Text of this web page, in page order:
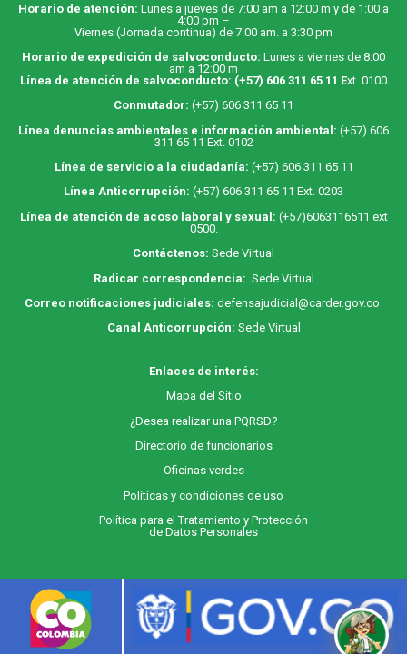
Horario de atención: Lunes a jueves de 7:00 am a 12:00 m y de 1:00 a
4:00 pm –
Viernes (Jornada continua) de 7:00 am. a 3:30 pm
Horario de expedición de salvoconducto: Lunes a viernes de 8:00
am a 12:00 m
Línea de atención de salvoconducto: (+57) 606 311 65 11 Ext. 0100
Conmutador: (+57) 606 311 65 11
Línea denuncias ambientales e información ambiental: (+57) 606
311 65 11 Ext. 0102
Línea de servicio a la ciudadanía: (+57) 606 311 65 11
Línea Anticorrupción: (+57) 606 311 65 11 Ext. 0203
Línea de atención de acoso laboral y sexual: (+57)6063116511 ext
0500.
Contáctenos: Sede Virtual
Radicar correspondencia: Sede Virtual
Correo notificaciones judiciales: defensajudicial@carder.gov.co
Canal Anticorrupción: Sede Virtual
Enlaces de interés:
Mapa del Sitio
¿Desea realizar una PQRSD?
Directorio de funcionarios
Oficinas verdes
Políticas y condiciones de uso
Política para el Tratamiento y Protección
de Datos Personales